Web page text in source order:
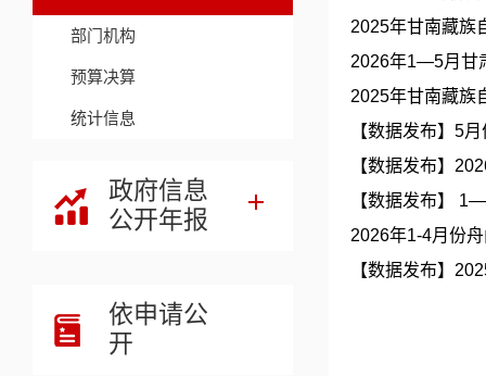
部门机构
预算决算
统计信息
政府信息
公开年报
依申请公
开
2025年甘南藏族
2026年1—5月甘
2025年甘南藏族
【数据发布】5
【数据发布】
【数据发布】
2026年1-4月份
【数据发布】